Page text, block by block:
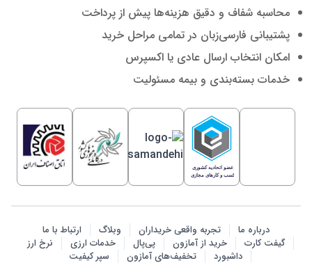
محاسبه شفاف و دقیق هزینه‌ها پیش از پرداخت
پشتیبانی فارسی‌زبان در تمامی مراحل خرید
امکان انتخاب ارسال عادی یا اکسپرس
خدمات بسته‌بندی و بیمه مسئولیت
درباره ما تجربه واقعی خریداران وبلاگ
ارتباط با ما
گیفت کارت
خرید از آمازون پی‌پال خدمات ارزی
نرخ ارز
داشبورد
تخفیف‌های آمازون
سپر کیفیت